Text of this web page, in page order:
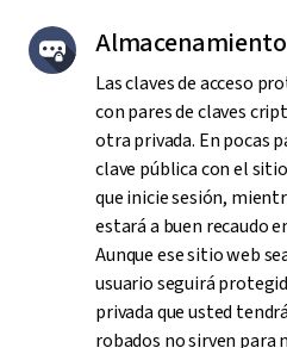
Las claves de acceso
con pares de claves
otra privada. En pocas
clave pública con el
que inicie sesión,
estará a buen recaudo
Aunque ese sitio web
usuario seguirá
privada que usted
robados no sirven para